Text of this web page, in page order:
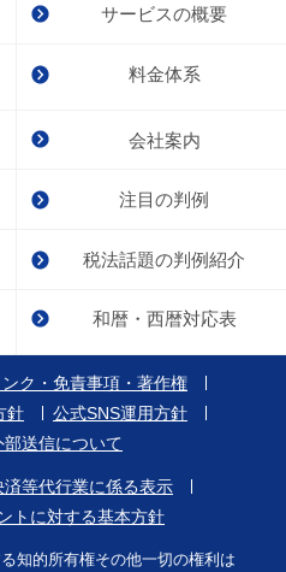
サービスの概要
料金体系
会社案内
注目の判例
税法話題の判例紹介
和暦・西暦対応表
ンク・免責事項・著作権
針
公式SNS運用方針
送信について
等代行業に係る表示
トに対する基本方針
知的所有権その他一切の権利は